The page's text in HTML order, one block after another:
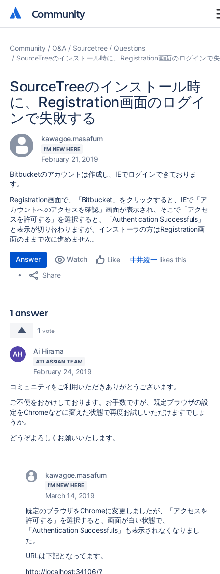
Community
Community
Community Q&A Sourcetree
Questions
SourceTreeのインストール時に、Registration画面のログインで
SourceTreeのインストール時
に、Registration画面のログイ
ンで失敗する
kawagoe.masafum
I'M NEW HERE
February 21, 2019
Bitbucketのアカウントは作成し、IEでログインできておりま
す。
Registration画面で、「Bitbucket」をクリックすると、IEで「ア
カウントへのアクセスを確認」画面が表示され、そこで「アクセ
スを許可する」を選択すると、「Authentication Successfuls」
と表示が切り替わりますが、インストーラの方はRegistration画
面のままで次に進めません。
Answer Watch Like 中井綾一 likes this
Share
1 answer
1 vote
Ai Hirama
ATLASSIAN TEAM
February 24, 2019
コミュニティをご利用いただきありがとうございます。
ご不便をおかけしております。お手数ですが、既定ブラウザの設
定をChromeなどに変えた状態で再度お試しいただけますでしょ
うか。
どうぞよろしくお願いいたします。
kawagoe.masafum
I'M NEW HERE
March 14, 2019
既定のブラウザをChromeに変更しましたが、「アクセスを
許可する」を選択すると、画面が白い状態で、
「Authentication Successfuls」も表示されなくなりまし
た。
URLは下記となってます。
http://localhost:34106/?